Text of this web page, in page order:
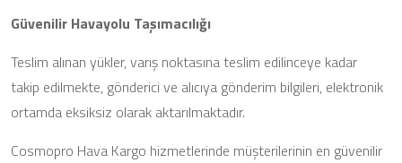
Güvenilir Havayolu Taşımacılığı
Teslim alınan yükler, varış noktasına teslim edilinceye kadar
takip edilmekte, gönderici ve alıcıya gönderim bilgileri, elektronik
ortamda eksiksiz olarak aktarılmaktadır.
Cosmopro Hava Kargo hizmetlerinde müşterilerinin en güvenilir